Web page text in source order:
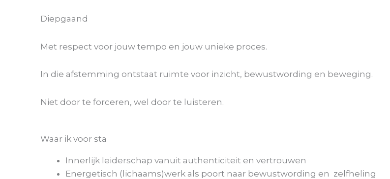
Diepgaand
Met respect voor jouw tempo en jouw unieke proces.
In die afstemming ontstaat ruimte voor inzicht, bewustwording en beweging.
Niet door te forceren, wel door te luisteren.
Waar ik voor sta
Innerlijk leiderschap vanuit authenticiteit en vertrouwen
Energetisch (lichaams)werk als poort naar bewustwording en zelfheling